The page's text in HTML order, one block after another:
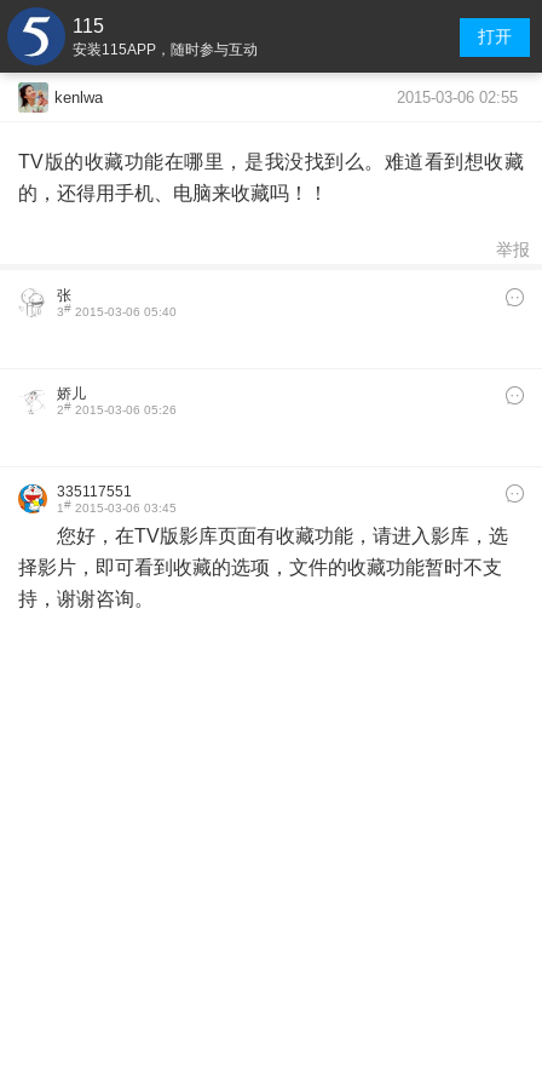
115
安装115APP，随时参与互动
打开
kenlwa 2015-03-06 02:55
TV版的收藏功能在哪里，是我没找到么。难道看到想收藏
的，还得用手机、电脑来收藏吗！！
举报
张
3# 2015-03-06 05:40
娇儿
2# 2015-03-06 05:26
335117551
1# 2015-03-06 03:45
​您好，在TV版影库页面有收藏功能，请进入影库，选
择影片，即可看到收藏的选项，文件的收藏功能暂时不支
持，谢谢咨询。